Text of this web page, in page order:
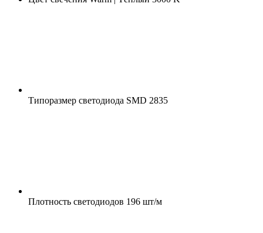
Типоразмер светодиода SMD 2835
Плотность светодиодов 196 шт/м